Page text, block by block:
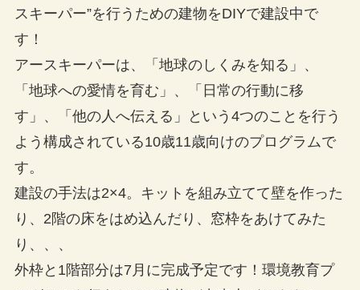
スキーパー”を行うための建物をDIYで建設中で
す！
アースキーパーは、「地球のしくみを知る」、
「地球への愛情を育む」、「日常の行動に移
す」、「他の人へ伝える」という4つのことを行う
よう構成されている10歳11歳向けのプログラムで
す。
建設の手法は2×4。キットを組み立てて壁を作った
り、2階の床をはめ込んだり、窓枠をあけてみた
り、、、
外枠と1階部分は7月に完成予定です！環境教育プ